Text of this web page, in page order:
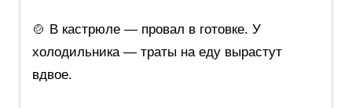
🍲 В кастрюле — провал в готовке. У
холодильника — траты на еду вырастут
вдвое.